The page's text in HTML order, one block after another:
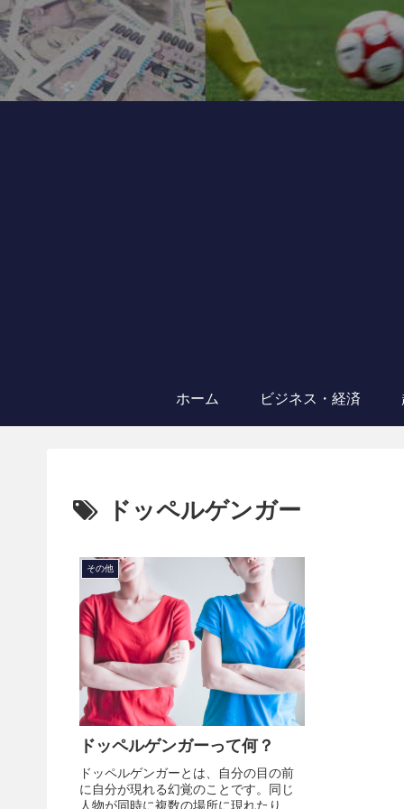
ホーム ビジネス・経済
ドッペルゲンガー
その他
ドッペルゲンガーって何？
ドッペルゲンガーとは、自分の目の前
に自分が現れる幻覚のことです。同じ
人物が同時に複数の場所に現れたりす